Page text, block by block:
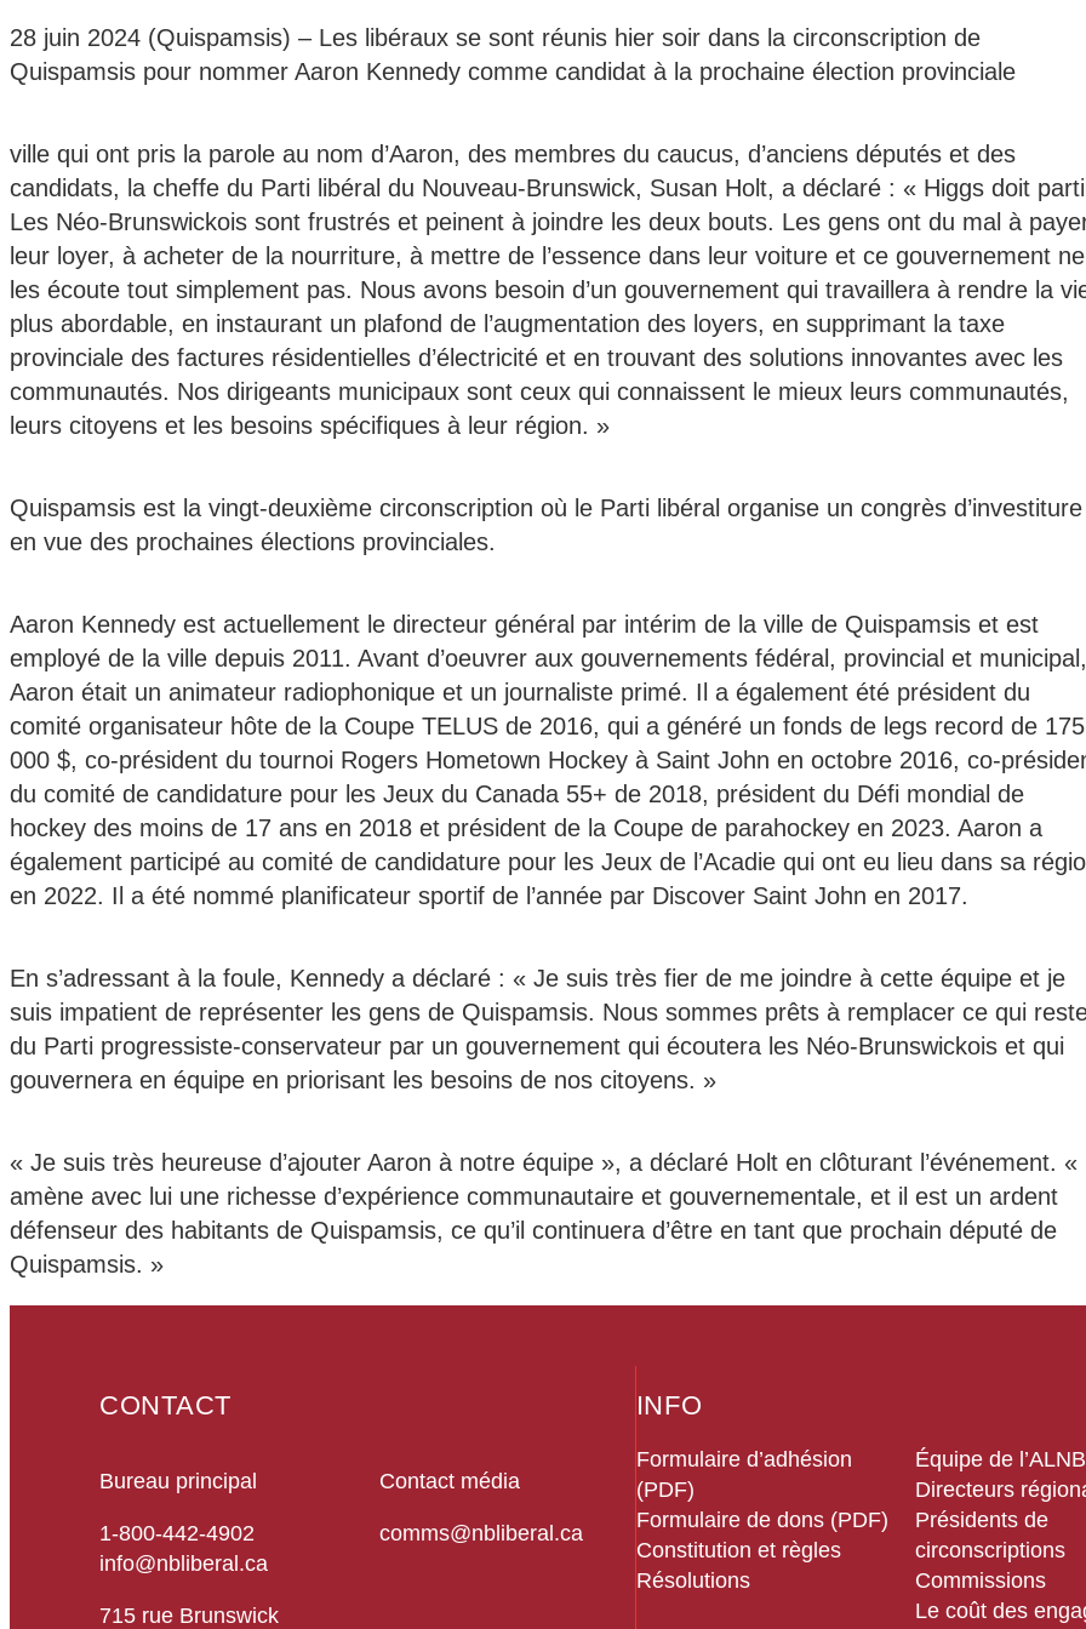
28 juin 2024 (Quispamsis) – Les libéraux se sont réunis hier soir dans la circonscription de
Quispamsis pour nommer Aaron Kennedy comme candidat à la prochaine élection provinciale
ville qui ont pris la parole au nom d’Aaron, des membres du caucus, d’anciens députés et des
candidats, la cheffe du Parti libéral du Nouveau-Brunswick, Susan Holt, a déclaré : « Higgs doit
Les Néo-Brunswickois sont frustrés et peinent à joindre les deux bouts. Les gens ont du mal à
leur loyer, à acheter de la nourriture, à mettre de l’essence dans leur voiture et ce gouvernement ne
les écoute tout simplement pas. Nous avons besoin d’un gouvernement qui travaillera à rendre la
plus abordable, en instaurant un plafond de l’augmentation des loyers, en supprimant la taxe
provinciale des factures résidentielles d’électricité et en trouvant des solutions innovantes avec les
communautés. Nos dirigeants municipaux sont ceux qui connaissent le mieux leurs communautés,
leurs citoyens et les besoins spécifiques à leur région. »
Quispamsis est la vingt-deuxième circonscription où le Parti libéral organise un congrès d’investiture
en vue des prochaines élections provinciales.
Aaron Kennedy est actuellement le directeur général par intérim de la ville de Quispamsis et est
employé de la ville depuis 2011. Avant d’oeuvrer aux gouvernements fédéral, provincial et municipal,
Aaron était un animateur radiophonique et un journaliste primé. Il a également été président du
comité organisateur hôte de la Coupe TELUS de 2016, qui a généré un fonds de legs record de 175
000 $, co-président du tournoi Rogers Hometown Hockey à Saint John en octobre 2016, co-
du comité de candidature pour les Jeux du Canada 55+ de 2018, président du Défi mondial de
hockey des moins de 17 ans en 2018 et président de la Coupe de parahockey en 2023. Aaron a
également participé au comité de candidature pour les Jeux de l’Acadie qui ont eu lieu dans sa
en 2022. Il a été nommé planificateur sportif de l’année par Discover Saint John en 2017.
En s’adressant à la foule, Kennedy a déclaré : « Je suis très fier de me joindre à cette équipe et je
suis impatient de représenter les gens de Quispamsis. Nous sommes prêts à remplacer ce qui
du Parti progressiste-conservateur par un gouvernement qui écoutera les Néo-Brunswickois et qui
gouvernera en équipe en priorisant les besoins de nos citoyens. »
« Je suis très heureuse d’ajouter Aaron à notre équipe », a déclaré Holt en clôturant l’événement. «
amène avec lui une richesse d’expérience communautaire et gouvernementale, et il est un ardent
défenseur des habitants de Quispamsis, ce qu’il continuera d’être en tant que prochain député de
Quispamsis. »
CONTACT
Bureau principal
1-800-442-4902
info@nbliberal.ca
715 rue Brunswick
Contact média
comms@nbliberal.ca
INFO
Formulaire d’adhésion
(PDF)
Formulaire de dons (PDF)
Constitution et règles
Résolutions
Équipe de l’ALNB
Directeurs
Présidents de
circonscriptions
Commissions
Le coût des